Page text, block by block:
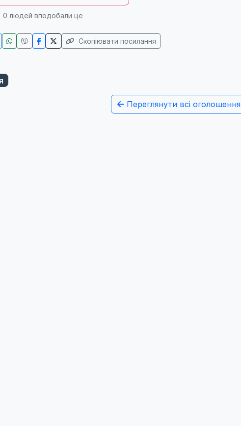
0 людей вподобали це
Скопіювати посилання
Переглянути всі оголошення